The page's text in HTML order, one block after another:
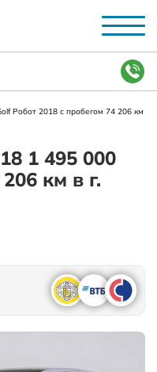
Робот 2018 с пробегом 74 206 км
1 495 000
км в г.